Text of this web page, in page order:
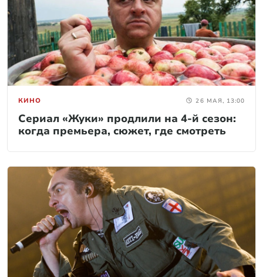
КИНО 26 МАЯ, 13:00
Сериал «Жуки» продлили на 4-й сезон:
когда премьера, сюжет, где смотреть